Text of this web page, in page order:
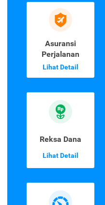
Asuransi
Perjalanan
Lihat Detail
Reksa Dana
Lihat Detail